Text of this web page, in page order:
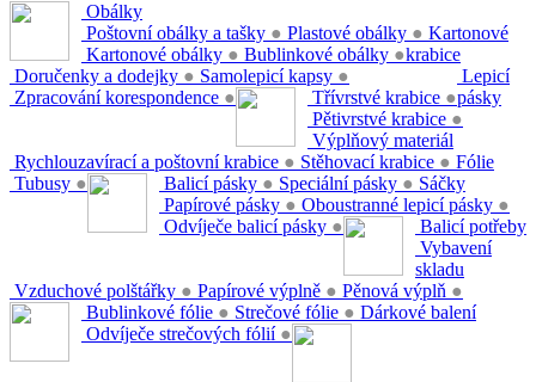
Obálky
Poštovní obálky a tašky ● Plastové obálky ●
Kartonové obálky ● Bublinkové obálky ●
Doručenky a dodejky ● Samolepicí kapsy ●
Zpracování korespondence ●
Kartonové
krabice
Třívrstvé krabice ●
Pětivrstvé krabice ●
Rychlouzavírací a poštovní krabice ● Stěhovací krabice ●
Tubusy ●
Lepicí
pásky
Balicí pásky ● Speciální pásky ●
Papírové pásky ● Oboustranné lepicí pásky ●
Odvíječe balicí pásky ●
Výplňový materiál
Vzduchové polštářky ● Papírové výplně ● Pěnová výplň ●
Fólie
Bublinkové fólie ● Strečové fólie ●
Odvíječe strečových fólií ●
Sáčky
Balicí potřeby
Vybavení
skladu
Dárkové balení